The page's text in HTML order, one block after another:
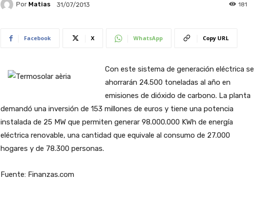
Por Matias 31/07/2013 181
Facebook X WhatsApp Copy URL
Con este sistema de generación eléctrica se
ahorrarán 24.500 toneladas al año en
emisiones de dióxido de carbono. La planta
demandó una inversión de 153 millones de euros y tiene una potencia
instalada de 25 MW que permiten generar 98.000.000 KWh de energía
eléctrica renovable, una cantidad que equivale al consumo de 27.000
hogares y de 78.300 personas.
Fuente: Finanzas.com